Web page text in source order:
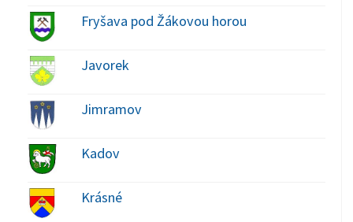
Fryšava pod Žákovou horou
Javorek
Jimramov
Kadov
Krásné